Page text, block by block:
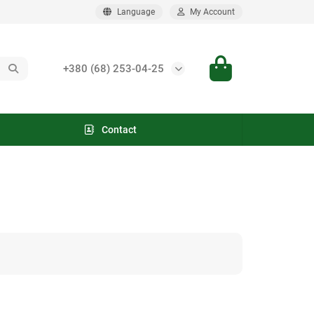
Language My Account
+380 (68) 253-04-25
Contact